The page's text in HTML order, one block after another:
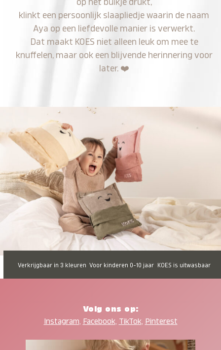
op het buikje drukt,
klinkt een persoonlijk slaapliedje waarin de naam
Aya op een liefdevolle manier is verwerkt.
Dat maakt KOES niet alleen leuk om mee te
knuffelen, maar ook een blijvende herinnering voor
later. ❤️
Verkrijgbaar in 3 kleuren Voor kinderen 0-10 jaar KOES is uitwasbaar
Volg ons op:
Instagram, Facebook, TikTok, Pinterest